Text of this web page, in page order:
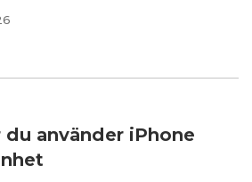
du använder iPhone